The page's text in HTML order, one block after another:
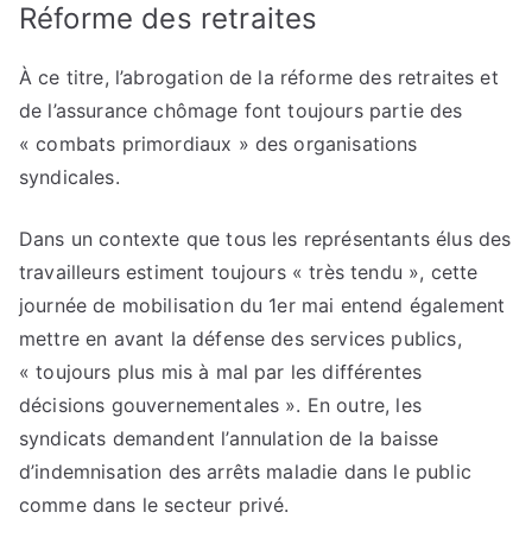
Réforme des retraites
À ce titre, l’abrogation de la réforme des retraites et
de l’assurance chômage font toujours partie des
« combats primordiaux » des organisations
syndicales.
Dans un contexte que tous les représentants élus des
travailleurs estiment toujours « très tendu », cette
journée de mobilisation du 1er mai entend également
mettre en avant la défense des services publics,
« toujours plus mis à mal par les différentes
décisions gouvernementales ». En outre, les
syndicats demandent l’annulation de la baisse
d’indemnisation des arrêts maladie dans le public
comme dans le secteur privé.